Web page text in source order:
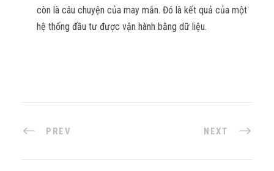
còn là câu chuyện của may mắn. Đó là kết quả của một
hệ thống đầu tư được vận hành bằng dữ liệu.
PREV NEXT